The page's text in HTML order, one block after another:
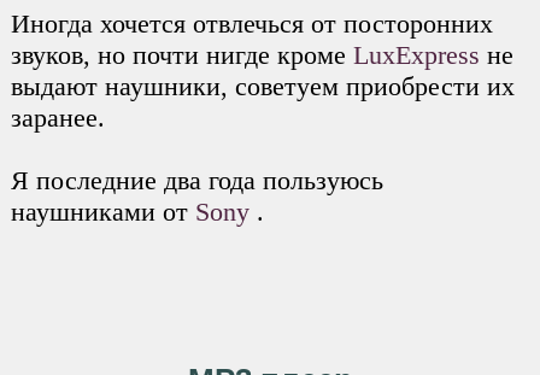
Иногда хочется отвлечься от посторонних
звуков, но почти нигде кроме LuxExpress не
выдают наушники, советуем приобрести их
заранее.
Я последние два года пользуюсь
наушниками от Sony .